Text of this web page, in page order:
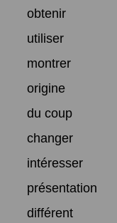
obtenir
utiliser
montrer
origine
du coup
changer
intéresser
présentation
différent